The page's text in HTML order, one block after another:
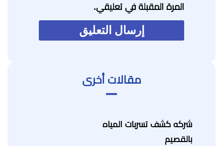
المرة المقبلة في تعليقي.
مقالات أخرى
شركه كشف تسربات المياه
بالقصيم